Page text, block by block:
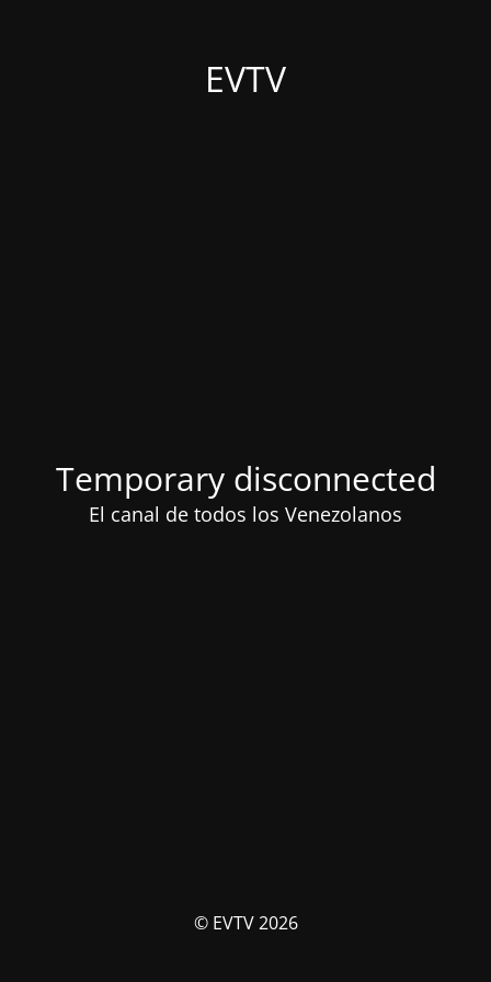
EVTV
Temporary disconnected
El canal de todos los Venezolanos
© EVTV 2026